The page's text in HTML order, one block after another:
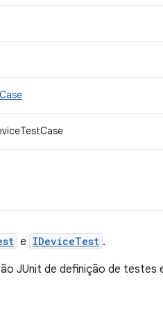
e IDeviceTest .
JUnit de definição de testes